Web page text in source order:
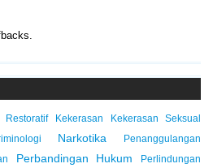
Restoratif Kekerasan Kekerasan Seksual
Narkotika Penanggulangan
Perbandingan Hukum
Perlindungan